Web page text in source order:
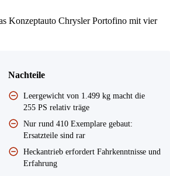
Konzeptauto Chrysler Portofino mit vier
Nachteile
Leergewicht von 1.499 kg macht die
255 PS relativ träge
Nur rund 410 Exemplare gebaut:
Ersatzteile sind rar
Heckantrieb erfordert Fahrkenntnisse und
Erfahrung